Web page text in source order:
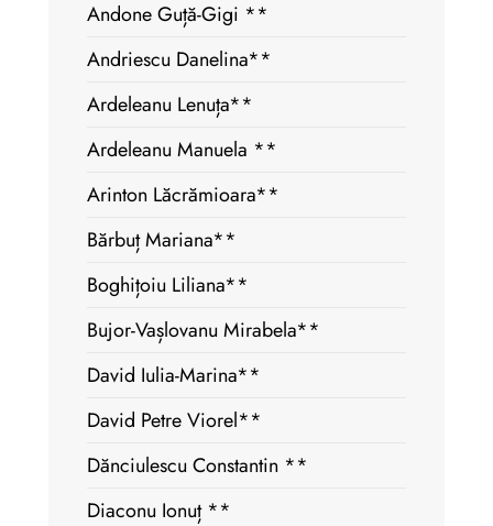
Andone Guță-Gigi **
Andriescu Danelina**
Ardeleanu Lenuța**
Ardeleanu Manuela **
Arinton Lăcrămioara**
Bărbuț Mariana**
Boghițoiu Liliana**
Bujor-Vașlovanu Mirabela**
David Iulia-Marina**
David Petre Viorel**
Dănciulescu Constantin **
Diaconu Ionuț **